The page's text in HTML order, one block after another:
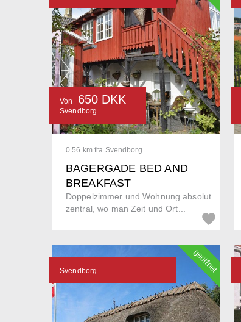
0.56 km fra Svendborg
BAGERGADE BED AND
BREAKFAST
Doppelzimmer und Wohnung absolut
zentral, wo man Zeit und Ort...
Von 650 DKK
Svendborg
Svendborg geöffnet